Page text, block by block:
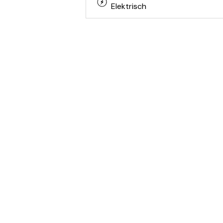
Elektrisch